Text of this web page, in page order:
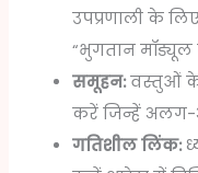
उपप्रणाली के
“भुगतान
समूहन:वस्तुओं के
करें जिन्हें अलग-
गतिशील लिंक: